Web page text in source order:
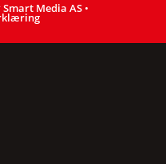
Smart Media AS •